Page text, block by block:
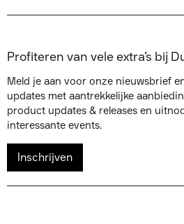
Profiteren van vele extra’s bij
Meld je aan voor onze nieuwsbrief
updates met aantrekkelijke
product updates & releases en
interessante events.
Inschrijven